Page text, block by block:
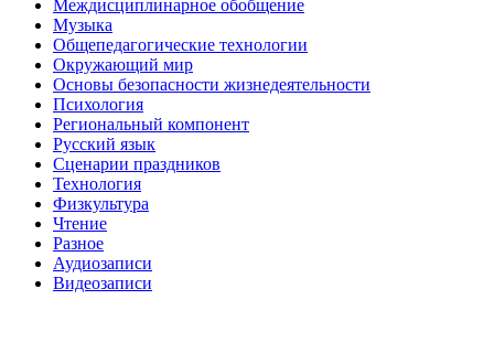
Междисциплинарное обобщение
Музыка
Общепедагогические технологии
Окружающий мир
Основы безопасности жизнедеятельности
Психология
Региональный компонент
Русский язык
Сценарии праздников
Технология
Физкультура
Чтение
Разное
Аудиозаписи
Видеозаписи